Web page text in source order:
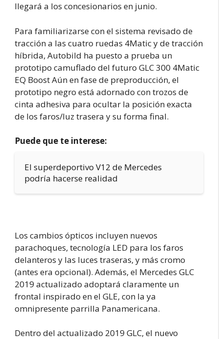
llegará a los concesionarios en junio.
Para familiarizarse con el sistema revisado de
tracción a las cuatro ruedas 4Matic y de tracción
híbrida, Autobild ha puesto a prueba un
prototipo camuflado del futuro GLC 300 4Matic
EQ Boost Aún en fase de preproducción, el
prototipo negro está adornado con trozos de
cinta adhesiva para ocultar la posición exacta
de los faros/luz trasera y su forma final.
Puede que te interese:
El superdeportivo V12 de Mercedes
podría hacerse realidad
Los cambios ópticos incluyen nuevos
parachoques, tecnología LED para los faros
delanteros y las luces traseras, y más cromo
(antes era opcional). Además, el Mercedes GLC
2019 actualizado adoptará claramente un
frontal inspirado en el GLE, con la ya
omnipresente parrilla Panamericana.
Dentro del actualizado 2019 GLC, el nuevo